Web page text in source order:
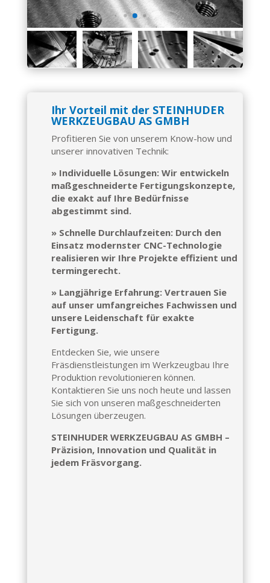
Ihr Vorteil mit der STEINHUDER
WERKZEUGBAU AS GMBH
Profitieren Sie von unserem Know-how und
unserer innovativen Technik:
» Individuelle Lösungen: Wir entwickeln
maßgeschneiderte Fertigungskonzepte,
die exakt auf Ihre Bedürfnisse
abgestimmt sind.
» Schnelle Durchlaufzeiten: Durch den
Einsatz modernster CNC-Technologie
realisieren wir Ihre Projekte effizient und
termingerecht.
» Langjährige Erfahrung: Vertrauen Sie
auf unser umfangreiches Fachwissen und
unsere Leidenschaft für exakte
Fertigung.
Entdecken Sie, wie unsere
Fräsdienstleistungen im Werkzeugbau Ihre
Produktion revolutionieren können.
Kontaktieren Sie uns noch heute und lassen
Sie sich von unseren maßgeschneiderten
Lösungen überzeugen.
STEINHUDER WERKZEUGBAU AS GMBH –
Präzision, Innovation und Qualität in
jedem Fräsvorgang.